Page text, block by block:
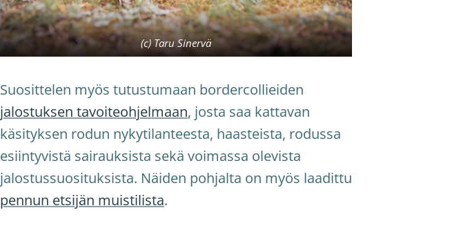
(c) Taru Sinervä
Suosittelen myös tutustumaan bordercollieiden
jalostuksen tavoiteohjelmaan, josta saa kattavan
käsityksen rodun nykytilanteesta, haasteista, rodussa
esiintyvistä sairauksista sekä voimassa olevista
jalostussuosituksista. Näiden pohjalta on myös laadittu
pennun etsijän muistilista.